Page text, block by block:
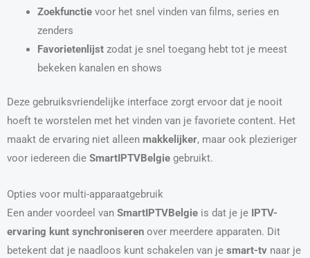
Zoekfunctievoor het snel vinden van films, series en
zenders
Favorietenlijstzodat je snel toegang hebt tot je meest
bekeken kanalen en shows
Deze gebruiksvriendelijke interface zorgt ervoor dat je nooit
hoeft te worstelen met het vinden van je favoriete content. Het
maakt de ervaring niet alleen makkelijker, maar ook plezieriger
voor iedereen die SmartIPTVBelgie gebruikt.
Opties voor multi-apparaatgebruik
Een ander voordeel van SmartIPTVBelgie is dat je je IPTV-
ervaring kunt synchroniseren over meerdere apparaten. Dit
betekent dat je naadloos kunt schakelen van je smart-tv naar je